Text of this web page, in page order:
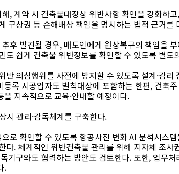
, 계약 시 건축물대장상 위반사항 확인을 강화하
구상권 등 손해배상 책임을 명시하는 법적 근거를
후 발견될 경우, 매도인에게 원상복구의 책임을
도 쉽게 건축물 위반정보를 확인할 수 있도록 별도
반 의심행위를 사전에 방지할 수 있도록 설계·감리
록 시공업자도 벌칙대상에 포함하는 한편, 건축
지속적으로 교육·안내할 예정이다.
관리·감독체계를 구축한다.
로 확인할 수 있도록 항공사진 변화 AI 분석시스
다. 체계적인 위반건축물 관리를 위해 지자체 조사
기구와도 협력하는 방안도 검토한다. 또한, 업무처
.